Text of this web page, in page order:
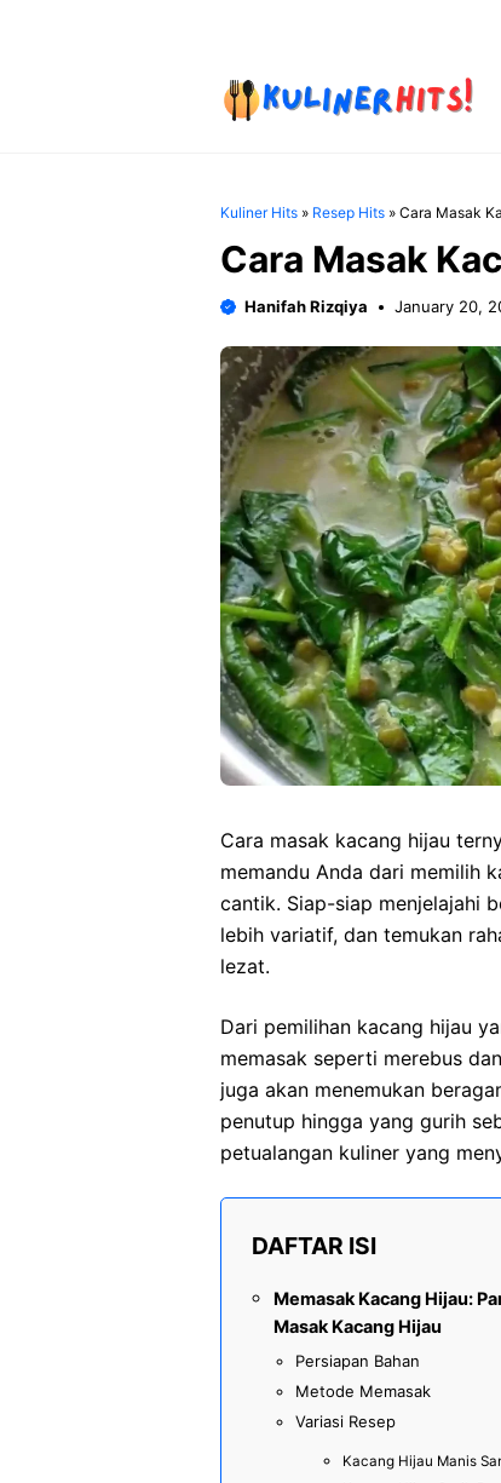
Kuliner Hits » Resep Hits » Cara Masak
Cara Masak
Hanifah Rizqiya January 20,
Cara masak kacang hijau
memandu Anda dari memilih
cantik. Siap-siap menjelajahi
lebih variatif, dan temukan
lezat.
Dari pemilihan kacang hijau
memasak seperti merebus
juga akan menemukan
penutup hingga yang gurih
petualangan kuliner yang
DAFTAR ISI
Memasak Kacang Hijau:
Masak Kacang Hijau
Persiapan Bahan
Metode Memasak
Variasi Resep
Kacang Hijau Manis